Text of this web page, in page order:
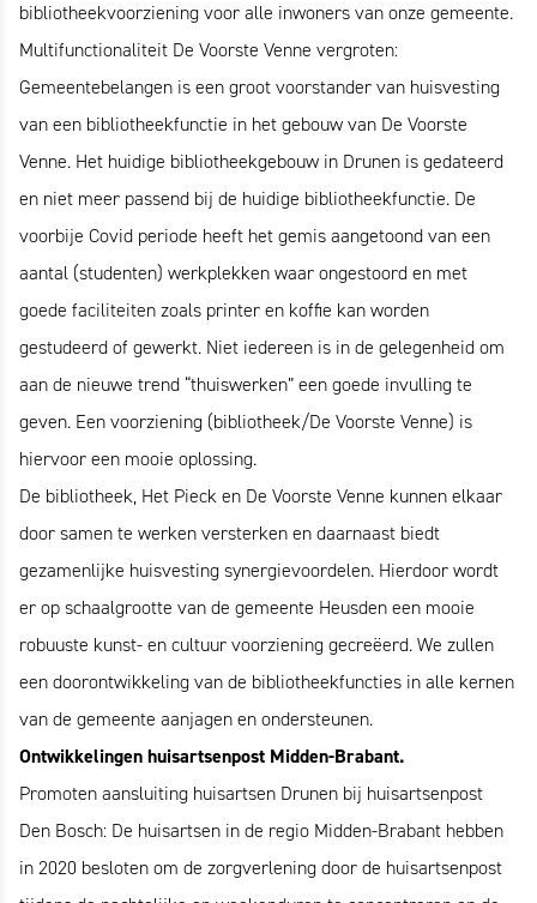
bibliotheekvoorziening voor alle inwoners van onze gemeente.
Multifunctionaliteit De Voorste Venne vergroten:
Gemeentebelangen is een groot voorstander van huisvesting
van een bibliotheekfunctie in het gebouw van De Voorste
Venne. Het huidige bibliotheekgebouw in Drunen is gedateerd
en niet meer passend bij de huidige bibliotheekfunctie. De
voorbije Covid periode heeft het gemis aangetoond van een
aantal (studenten) werkplekken waar ongestoord en met
goede faciliteiten zoals printer en koffie kan worden
gestudeerd of gewerkt. Niet iedereen is in de gelegenheid om
aan de nieuwe trend “thuiswerken” een goede invulling te
geven. Een voorziening (bibliotheek/De Voorste Venne) is
hiervoor een mooie oplossing.
De bibliotheek, Het Pieck en De Voorste Venne kunnen elkaar
door samen te werken versterken en daarnaast biedt
gezamenlijke huisvesting synergievoordelen. Hierdoor wordt
er op schaalgrootte van de gemeente Heusden een mooie
robuuste kunst- en cultuur voorziening gecreëerd. We zullen
een doorontwikkeling van de bibliotheekfuncties in alle kernen
van de gemeente aanjagen en ondersteunen.
Ontwikkelingen huisartsenpost Midden-Brabant.
Promoten aansluiting huisartsen Drunen bij huisartsenpost
Den Bosch: De huisartsen in de regio Midden-Brabant hebben
in 2020 besloten om de zorgverlening door de huisartsenpost